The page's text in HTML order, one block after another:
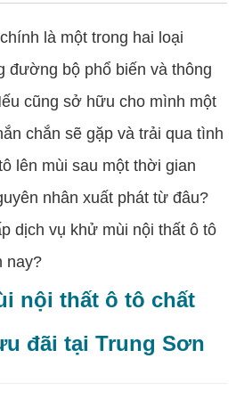
là một trong hai loại
đường bộ phổ biến và thông
cũng sở hữu cho mình một
chắn sẽ gặp và trải qua tình
lên mùi sau một thời gian
nhân xuất phát từ đâu?
dịch vụ khử mùi nội thất ô tô
nay?
nội thất ô tô chất
đãi tại Trung Sơn